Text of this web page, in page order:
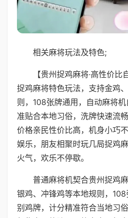
相关麻将玩法及特色;
【贵州捉鸡麻将·高性价
捉鸡麻将特色玩法，支持金鸡
则，108张牌通用，自动麻将
准贴合本地习俗，洗牌快速流
价格亲民性价比高，机身小巧
娱乐，朋友相聚时玩几局捉鸡
火气，欢乐不停歇。
普通麻将机契合贵州捉鸡
银鸡、冲锋鸡等本地规则，
别鸡牌，计分精准符合当地习